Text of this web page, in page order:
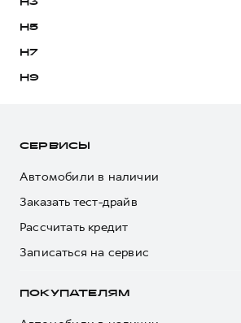
HAVAL Лизинг
АКСЕССУАРЫ HAVAL
Коллекция Детская
АКСЕССУАРЫ HAVAL
Автомобильные аксессуары
Коллекция PRO
H3
H5
H7
H9
СЕРВИСЫ
Автомобили в наличии
Заказать тест-драйв
Рассчитать кредит
Записаться на сервис
ПОКУПАТЕЛЯМ